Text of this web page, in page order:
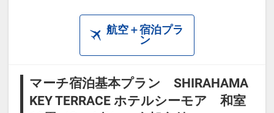
※宿泊税が必要な場合、現地払いと
なります。（実施している自治体の
＜ご案内＞
航空＋宿泊プラ
ン
マーチ宿泊基本プラン SHIRAHAMA
KEY TERRACE ホテルシーモア 和室